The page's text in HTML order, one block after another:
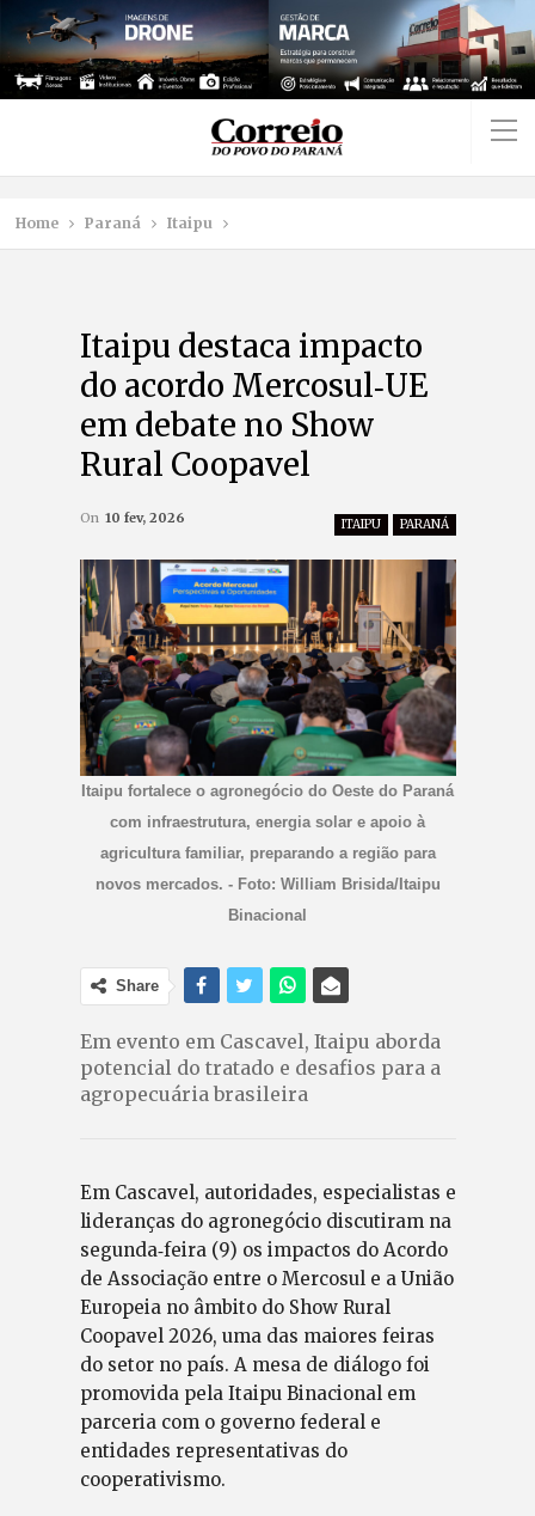
Home Paraná Itaipu
Itaipu destaca impacto
do acordo Mercosul‑UE
em debate no Show
Rural Coopavel
ITAIPU PARANÁ
On 10 fev, 2026
Itaipu fortalece o agronegócio do Oeste do Paraná
com infraestrutura, energia solar e apoio à
agricultura familiar, preparando a região para
novos mercados. - Foto: William Brisida/Itaipu
Binacional
Share
Em evento em Cascavel, Itaipu aborda
potencial do tratado e desafios para a
agropecuária brasileira
Em Cascavel, autoridades, especialistas e
lideranças do agronegócio discutiram na
segunda‑feira (9) os impactos do Acordo
de Associação entre o Mercosul e a União
Europeia no âmbito do Show Rural
Coopavel 2026, uma das maiores feiras
do setor no país. A mesa de diálogo foi
promovida pela Itaipu Binacional em
parceria com o governo federal e
entidades representativas do
cooperativismo.